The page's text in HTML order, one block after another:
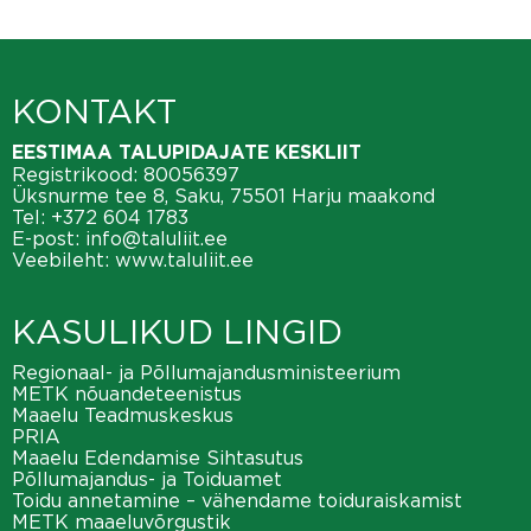
KONTAKT
EESTIMAA TALUPIDAJATE KESKLIIT
Registrikood: 80056397
Üksnurme tee 8, Saku, 75501 Harju maakond
Tel: +372 604 1783
E-post: info@taluliit.ee
Veebileht: www.taluliit.ee
KASULIKUD LINGID
Regionaal- ja Põllumajandusministeerium
METK nõuandeteenistus
Maaelu Teadmuskeskus
PRIA
Maaelu Edendamise Sihtasutus
Põllumajandus- ja Toiduamet
Toidu annetamine – vähendame toiduraiskamist
METK maaeluvõrgustik